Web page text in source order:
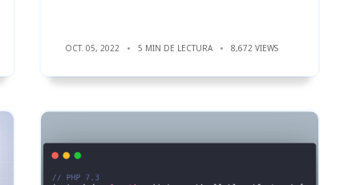
OCT. 05, 2022 5 MIN DE LECTURA 8,672 VIEWS